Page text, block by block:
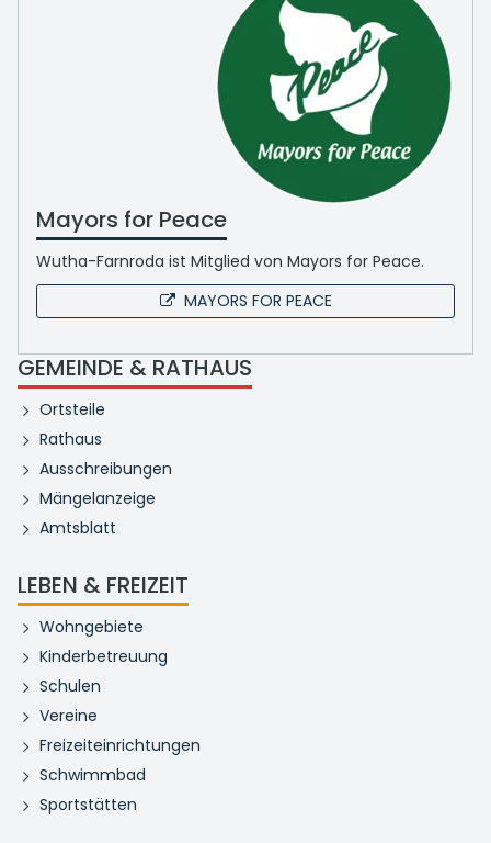
Mayors for Peace
Wutha-Farnroda ist Mitglied von Mayors for Peace.
MAYORS FOR PEACE
GEMEINDE & RATHAUS
Ortsteile
Rathaus
Ausschreibungen
Mängelanzeige
Amtsblatt
LEBEN & FREIZEIT
Wohngebiete
Kinderbetreuung
Schulen
Vereine
Freizeiteinrichtungen
Schwimmbad
Sportstätten